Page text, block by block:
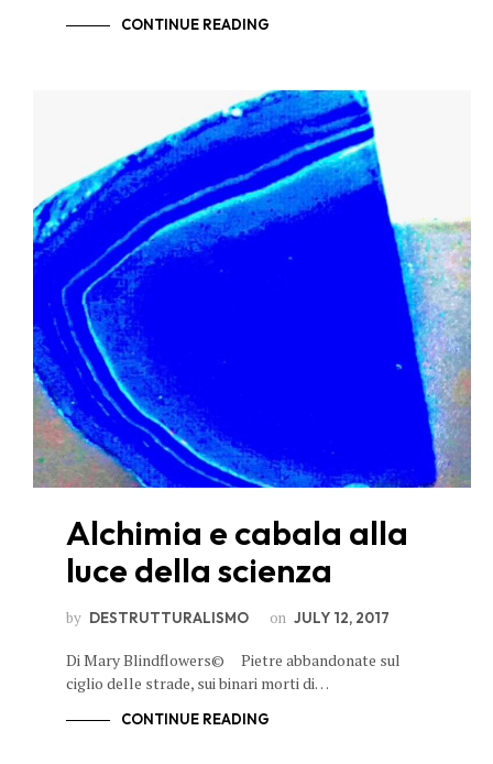
CONTINUE READING
Alchimia e cabala alla
luce della scienza
by DESTRUTTURALISMO on JULY 12, 2017
Di Mary Blindflowers© Pietre abbandonate sul
ciglio delle strade, sui binari morti di…
CONTINUE READING